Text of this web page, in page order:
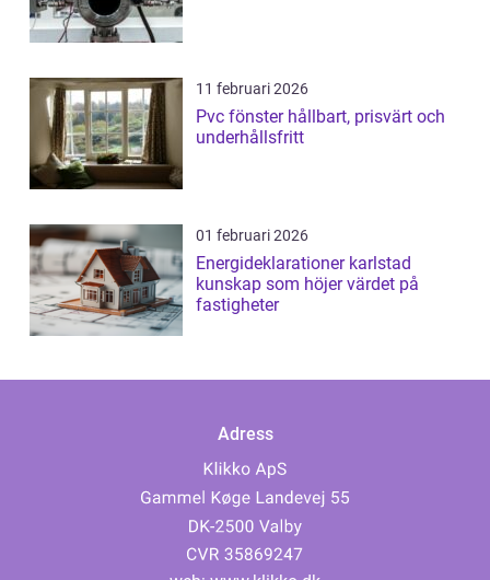
11 februari 2026
Pvc fönster hållbart, prisvärt och
underhållsfritt
01 februari 2026
Energideklarationer karlstad
kunskap som höjer värdet på
fastigheter
Adress